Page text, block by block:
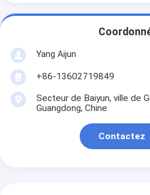
Yang Aijun
+86-13602719849
Secteur de Baiyun, ville de
Guangdong, Chine
Contactez